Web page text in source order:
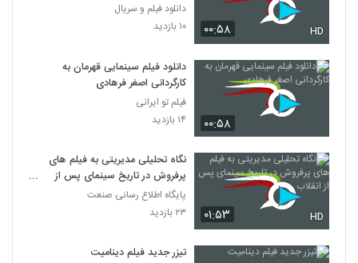
۰۰:۵۸ HD
دانلود فیلم و سریال
۱۰ بازدید
۰۰:۵۸
دانلود فیلم سینمایی قهرمان به
کارگردانی اصغر فرهادی
فیلم تو ایرانی
۱۴ بازدید
۰۱:۵۳ HD
نگاه تحلیلی مدیریتی به فیلم های
پرفروش در تاریخ سینمای پس از
انقلاب
پایگاه اطلاع رسانی صنعت
۲۳ بازدید
تیزر جدید فیلم دینامیت